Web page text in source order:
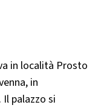
in località Prosto
in
palazzo si